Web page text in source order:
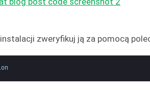
zweryfikuj ją za pomocą